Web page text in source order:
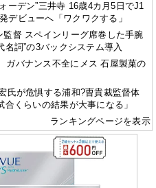
ーデン”三井寺 16歳4カ月5日でJ1
デビューへ「ワクワクする」
監督 スペインリーグ席巻した手腕
名詞”の3バックシステム導入
ガバナンス不全にメス 石屋製菓の
氏が危惧する浦和?曺貴裁監督体
合くらいの結果が大事になる」
ランキングページを表示